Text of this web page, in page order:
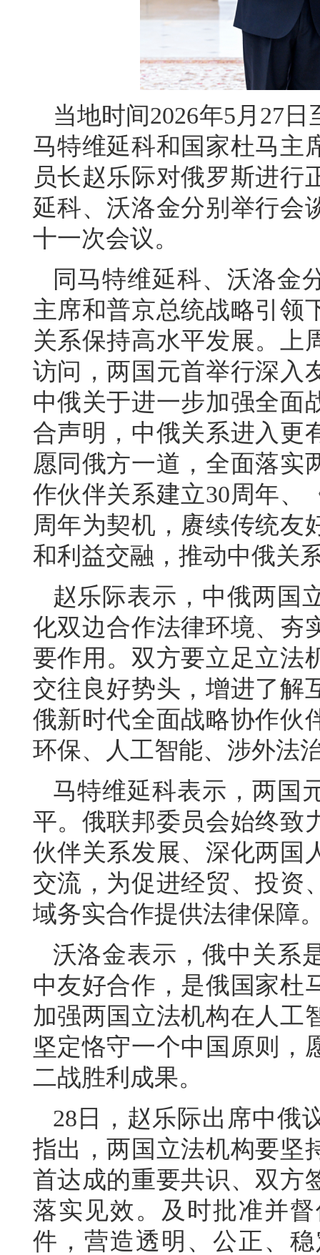
当地时间2026年5月27
马特维延科和国家杜马主
员长赵乐际对俄罗斯进行
延科、沃洛金分别举行会
十一次会议。
同马特维延科、沃洛金
主席和普京总统战略引领
关系保持高水平发展。上
访问，两国元首举行深入
中俄关于进一步加强全面
合声明，中俄关系进入更
愿同俄方一道，全面落实
作伙伴关系建立30周年、
周年为契机，赓续传统友
和利益交融，推动中俄关
赵乐际表示，中俄两国
化双边合作法律环境、夯
要作用。双方要立足立法
交往良好势头，增进了解
俄新时代全面战略协作伙
环保、人工智能、涉外法
马特维延科表示，两国
平。俄联邦委员会始终致
伙伴关系发展、深化两国
交流，为促进经贸、投资
域务实合作提供法律保障
沃洛金表示，俄中关系
中友好合作，是俄国家杜
加强两国立法机构在人工
坚定恪守一个中国原则，
二战胜利成果。
28日，赵乐际出席中俄
指出，两国立法机构要坚
首达成的重要共识、双方
落实见效。及时批准并
件，营造透明、公正、